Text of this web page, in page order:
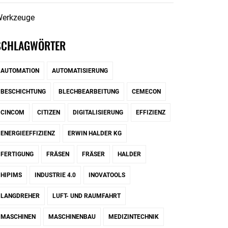
AUTOMATION AUTOMATISIERUNG
BESCHICHTUNG BLECHBEARBEITUNG CEMECON
CINCOM CITIZEN DIGITALISIERUNG EFFIZIENZ
ENERGIEEFFIZIENZ ERWIN HALDER KG
FERTIGUNG FRÄSEN FRÄSER HALDER
HIPIMS INDUSTRIE 4.0 INOVATOOLS
LANGDREHER LUFT- UND RAUMFAHRT
MASCHINEN MASCHINENBAU MEDIZINTECHNIK